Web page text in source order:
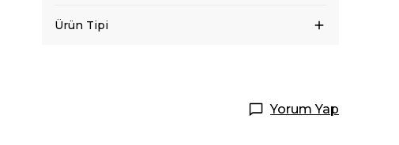
Ürün Tipi
Yorum Yap